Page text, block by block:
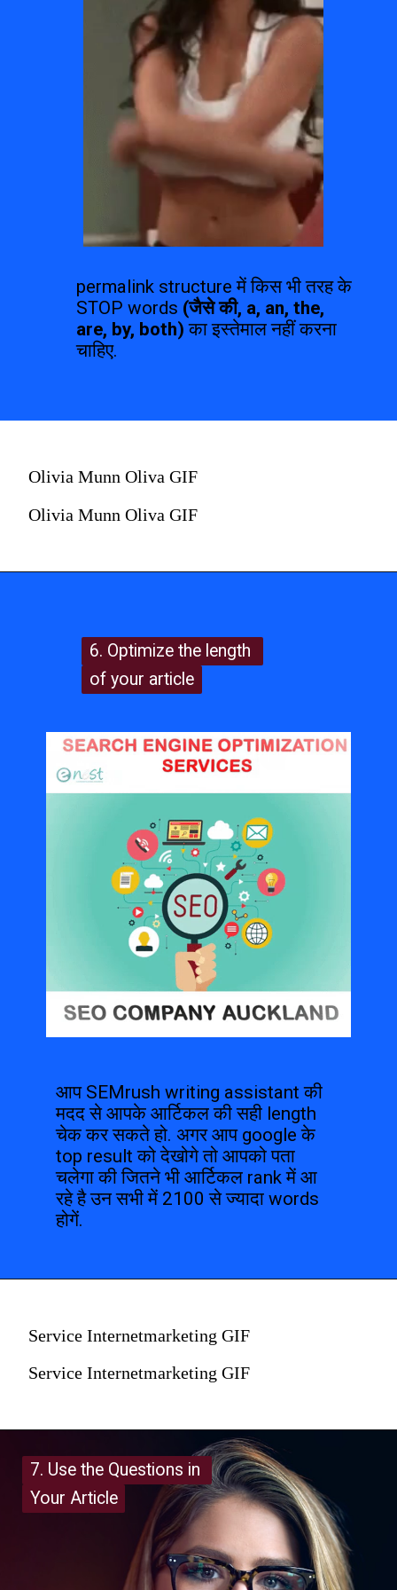
permalink structure में किस भी तरह के
STOP words (जैसे की, a, an, the,
are, by, both) का इस्तेमाल नहीं करना
चाहिए.
Olivia Munn Oliva GIF
Olivia Munn Oliva GIF
6. Optimize the length
of your article
6. Optimize the length
of your article
आप SEMrush writing assistant की
मदद से आपके आर्टिकल की सही length
चेक कर सकते हो. अगर आप google के
top result को देखोगे तो आपको पता
चलेगा की जितने भी आर्टिकल rank में आ
रहे है उन सभी में 2100 से ज्यादा words
होगें.
Service Internetmarketing GIF
Service Internetmarketing GIF
7. Use the Questions in
Your Article
7. Use the Questions in
Your Article